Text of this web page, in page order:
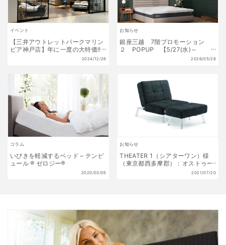
イベント
【三井アウトレットパークマリン
ピア神戸店】年に一度の大特価!!
初夢福袋 販売開始!! 1月1日(水)
2024/12/26
お知らせ
銀座三越 7階プロモーション
２ POPUP 【5/27(水)～
2026/05/26
コラム
いびきを軽減するベッド – テンピ
ュール ® ゼロジー®
2020/03/05
お知らせ
THEATER 1（シアターワン）様
（東京都西多摩郡）：オストゥー
2021/07/20